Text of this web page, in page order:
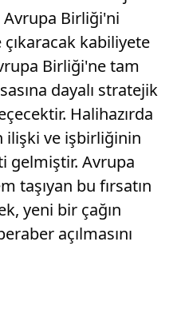
Avrupa Birliği'ni
kabiliyete
Birliği'ne tam
dayalı stratejik
Halihazırda
ilişki ve işbirliğinin
gelmiştir. Avrupa
taşıyan bu fırsatın
yeni bir çağın
açılmasını